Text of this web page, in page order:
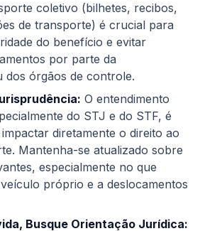
coletivo (bilhetes, recibos,
de transporte) é crucial para
do benefício e evitar
por parte da
dos órgãos de controle.
O entendimento
do STJ e do STF, é
diretamente o direito ao
Mantenha-se atualizado sobre
especialmente no que
próprio e a deslocamentos
Busque Orientação Jurídica: